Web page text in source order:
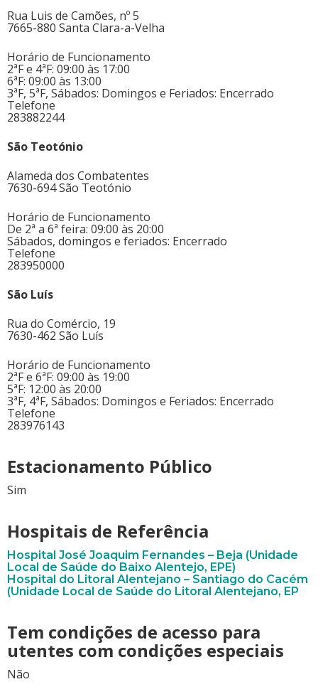
Rua Luis de Camões, nº 5
7665-880 Santa Clara-a-Velha
Horário de Funcionamento
2ªF e 4ªF: 09:00 às 17:00
6ªF: 09:00 às 13:00
3ªF, 5ªF, Sábados: Domingos e Feriados: Encerrado
Telefone
283882244
São Teotónio
Alameda dos Combatentes
7630-694 São Teotónio
Horário de Funcionamento
De 2ª a 6ª feira: 09:00 às 20:00
Sábados, domingos e feriados: Encerrado
Telefone
283950000
São Luís
Rua do Comércio, 19
7630-462 São Luís
Horário de Funcionamento
2ªF e 6ªF: 09:00 às 19:00
5ªF: 12:00 às 20:00
3ªF, 4ªF, Sábados: Domingos e Feriados: Encerrado
Telefone
283976143
Estacionamento Público
Sim
Hospitais de Referência
Hospital José Joaquim Fernandes – Beja (Unidade
Local de Saúde do Baixo Alentejo, EPE)
Hospital do Litoral Alentejano – Santiago do Cacém
(Unidade Local de Saúde do Litoral Alentejano, EP
Tem condições de acesso para
utentes com condições especiais
Não